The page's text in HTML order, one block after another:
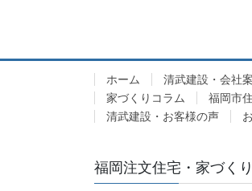
ホーム 清武建設・会社
家づくりコラム
福岡市
清武建設・お客様の声
福岡注文住宅・家づく